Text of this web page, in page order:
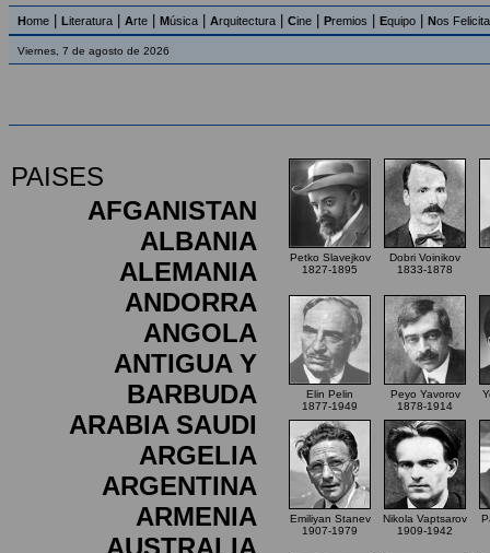
Home Literatura Arte Música Arquitectura Cine Premios Equipo Nos
Viernes, 7 de agosto de 2026
PAISES
AFGANISTAN
ALBANIA
ALEMANIA
ANDORRA
ANGOLA
ANTIGUA Y
BARBUDA
ARABIA SAUDI
ARGELIA
ARGENTINA
ARMENIA
AUSTRALIA
Petko Slavejkov
1827-1895
Dobri Voinikov
1833-1878
Elin Pelin
1877-1949
Peyo Yavorov
1878-1914
Emiliyan Stanev
1907-1979
Nikola Vaptsarov
1909-1942